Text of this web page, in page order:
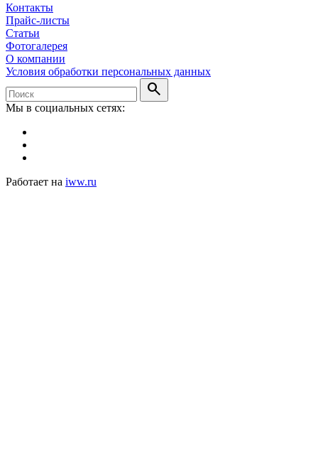
Контакты
Прайс-листы
Статьи
Фотогалерея
О компании
Условия обработки персональных данных
search
Мы в социальных сетях:
Работает на iww.ru